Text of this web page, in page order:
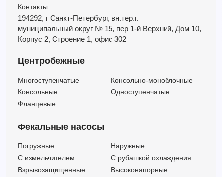
Контакты
194292, г Санкт-Петербург, вн.тер.г.
муниципальный округ № 15, пер 1-й Верхний, Дом 10,
Корпус 2, Строение 1, офис 302
Центробежные
Многоступенчатые
Консольно-моноблочные
Консольные
Одноступенчатые
Фланцевые
Фекальные насосы
Погружные
Наружные
C измельчителем
С рубашкой охлаждения
Взрывозащищенные
Высоконапорные